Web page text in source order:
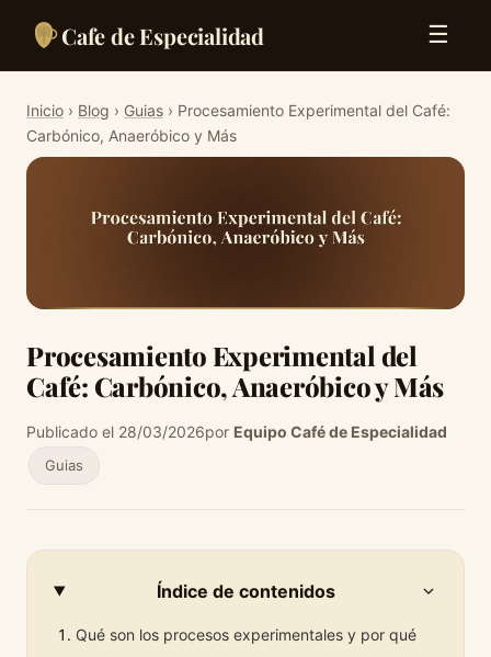
Cafe de Especialidad ☰
Inicio › Blog › Guias › Procesamiento Experimental del Café:
Carbónico, Anaeróbico y Más
Procesamiento Experimental del
Café: Carbónico, Anaeróbico y Más
Publicado el 28/03/2026por Equipo Café de Especialidad
Guias
Índice de contenidos
Qué son los procesos experimentales y por qué